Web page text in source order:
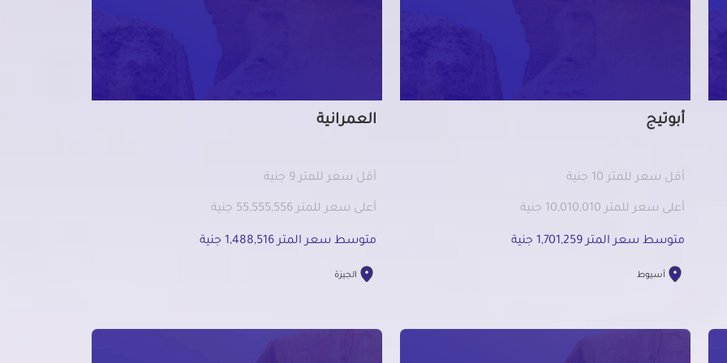
أبوتيج
أقل سعر للمتر 10 جنية
أعلى سعر للمتر 10,010,010 جنية
متوسط سعر المتر 1,701,259 جنية
أسيوط
العمرانية
أقل سعر للمتر 9 جنية
أعلى سعر للمتر 55,555,556 جنية
متوسط سعر المتر 1,488,516 جنية
الجيزة